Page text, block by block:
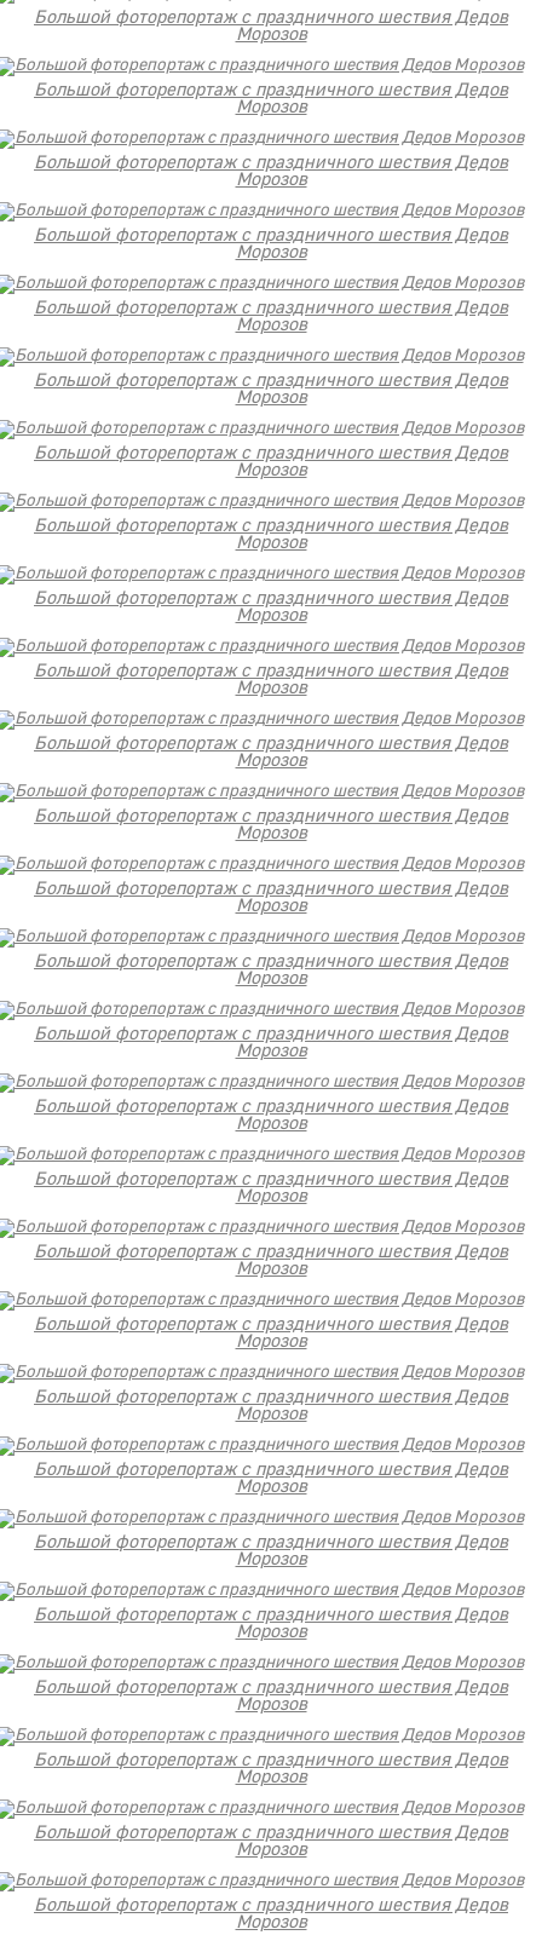
Большой фоторепортаж с праздничного шествия Дедов
Морозов
Большой фоторепортаж с праздничного шествия Дедов
Морозов
Большой фоторепортаж с праздничного шествия Дедов
Морозов
Большой фоторепортаж с праздничного шествия Дедов
Морозов
Большой фоторепортаж с праздничного шествия Дедов
Морозов
Большой фоторепортаж с праздничного шествия Дедов
Морозов
Большой фоторепортаж с праздничного шествия Дедов
Морозов
Большой фоторепортаж с праздничного шествия Дедов
Морозов
Большой фоторепортаж с праздничного шествия Дедов
Морозов
Большой фоторепортаж с праздничного шествия Дедов
Морозов
Большой фоторепортаж с праздничного шествия Дедов
Морозов
Большой фоторепортаж с праздничного шествия Дедов
Морозов
Большой фоторепортаж с праздничного шествия Дедов
Морозов
Большой фоторепортаж с праздничного шествия Дедов
Морозов
Большой фоторепортаж с праздничного шествия Дедов
Морозов
Большой фоторепортаж с праздничного шествия Дедов
Морозов
Большой фоторепортаж с праздничного шествия Дедов
Морозов
Большой фоторепортаж с праздничного шествия Дедов
Морозов
Большой фоторепортаж с праздничного шествия Дедов
Морозов
Большой фоторепортаж с праздничного шествия Дедов
Морозов
Большой фоторепортаж с праздничного шествия Дедов
Морозов
Большой фоторепортаж с праздничного шествия Дедов
Морозов
Большой фоторепортаж с праздничного шествия Дедов
Морозов
Большой фоторепортаж с праздничного шествия Дедов
Морозов
Большой фоторепортаж с праздничного шествия Дедов
Морозов
Большой фоторепортаж с праздничного шествия Дедов
Морозов
Большой фоторепортаж с праздничного шествия Дедов
Морозов